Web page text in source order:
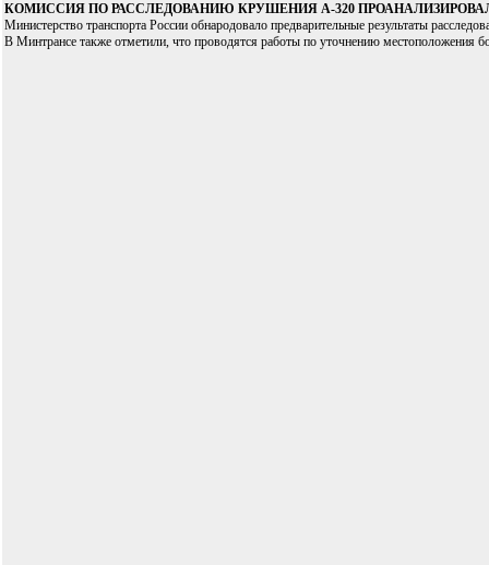
КОМИССИЯ ПО РАССЛЕДОВАНИЮ КРУШЕНИЯ А-320
Министерство транспорта России обнародовало предварительные результаты
В Минтрансе также отметили, что проводятся работы по уточнению